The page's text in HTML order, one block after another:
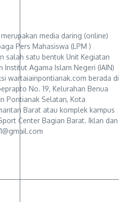
media daring (online)
Pers Mahasiswa (LPM )
salah satu bentuk Unit Kegiatan
Institut Agama Islam Negeri (IAIN)
wartaiainpontianak.com berada di
No. 19, Kelurahan Benua
Pontianak Selatan, Kota
Barat atau komplek kampus
Center Bagian Barat. Iklan dan